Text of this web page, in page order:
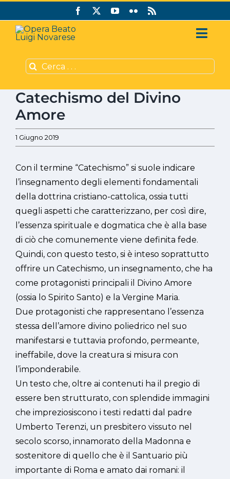
al
contenuto
Sostienici
Editoria
Cerca
Ingrandisci
immagine
Catechismo del Divino
Amore
1 Giugno 2019
Con il termine “Catechismo” si suole indicare
l’insegnamento degli elementi fondamentali
della dottrina cristiano-cattolica, ossia tutti
quegli aspetti che caratterizzano, per così dire,
l’essenza spirituale e dogmatica che è alla base
di ciò che comunemente viene definita fede.
Quindi, con questo testo, si è inteso soprattutto
offrire un Catechismo, un insegnamento, che ha
come protagonisti principali il Divino Amore
(ossia lo Spirito Santo) e la Vergine Maria.
Due protagonisti che rappresentano l’essenza
stessa dell’amore divino poliedrico nel suo
manifestarsi e tuttavia profondo, permeante,
ineffabile, dove la creatura si misura con
l’imponderabile.
Un testo che, oltre ai contenuti ha il pregio di
essere ben strutturato, con splendide immagini
che impreziosiscono i testi redatti dal padre
Umberto Terenzi, un presbitero vissuto nel
secolo scorso, innamorato della Madonna e
sostenitore di quello che è il Santuario più
importante di Roma e amato dai romani: il